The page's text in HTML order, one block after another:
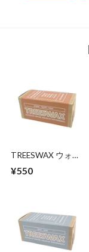
TREESWAX ウォー
¥550